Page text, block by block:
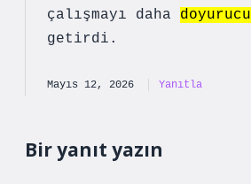
çalışmayı daha doyurucu
getirdi.
Mayıs 12, 2026 Yanıtla
Bir yanıt yazın